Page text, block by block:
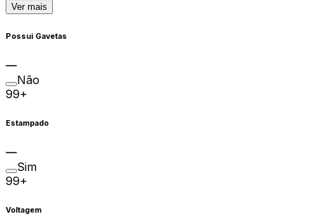
Ver mais
Possui Gavetas
Não
99+
Estampado
Sim
99+
Voltagem